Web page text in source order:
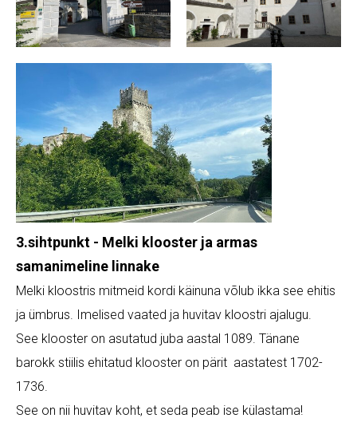
3.sihtpunkt - Melki klooster ja armas
samanimeline linnake
Melki kloostris mitmeid kordi käinuna võlub ikka see ehitis
ja ümbrus. Imelised vaated ja huvitav kloostri ajalugu.
See klooster on asutatud juba aastal 1089. Tänane
barokk stiilis ehitatud klooster on pärit aastatest 1702-
1736.
See on nii huvitav koht, et seda peab ise külastama!